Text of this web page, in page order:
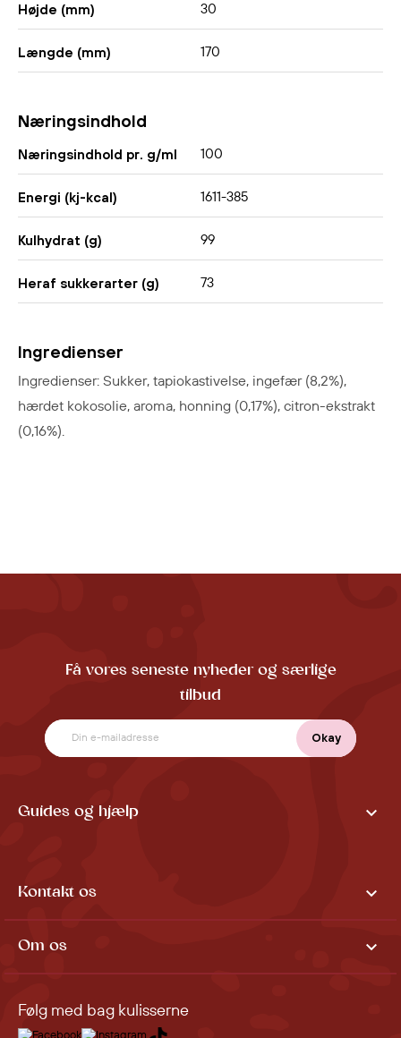
Højde (mm) 30
Længde (mm) 170
Næringsindhold
Næringsindhold pr. g/ml 100
Energi (kj-kcal) 1611-385
Kulhydrat (g) 99
Heraf sukkerarter (g) 73
Ingredienser
Ingredienser: Sukker, tapiokastivelse, ingefær (8,2%),
hærdet kokosolie, aroma, honning (0,17%), citron-ekstrakt
(0,16%).
Få vores seneste nyheder og særlige
tilbud
Guides og hjælp 
Kontakt os 
Om os 
Følg med bag kulisserne